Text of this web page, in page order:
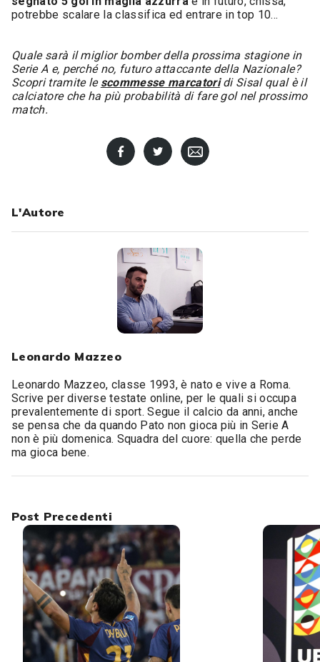
potrebbe scalare la classifica ed entrare in top 10...
Quale sarà il miglior bomber della prossima stagione in
Serie A e, perché no, futuro attaccante della Nazionale?
Scopri tramite le scommesse marcatoridi Sisal qual è il
calciatore che ha più probabilità di fare gol nel prossimo
match.
L'Autore
Leonardo Mazzeo
Leonardo Mazzeo, classe 1993, è nato e vive a Roma.
Scrive per diverse testate online, per le quali si occupa
prevalentemente di sport. Segue il calcio da anni, anche
se pensa che da quando Pato non gioca più in Serie A
non è più domenica. Squadra del cuore: quella che perde
ma gioca bene.
Post Precedenti